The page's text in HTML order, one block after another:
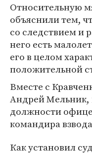
Относительную
объяснили тем,
со следствием и
него есть
его в целом
положительной
Вместе с
Андрей
должности
командира
Как установил